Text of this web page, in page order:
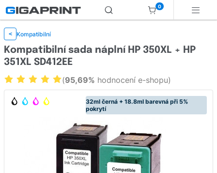
0
< Kompatibilní
32ml černá + 18.8ml barevná při 5%
pokrytí
Kompatibilní sada náplní HP 350XL + HP
351XL SD412EE
(95,69% hodnocení e-shopu)